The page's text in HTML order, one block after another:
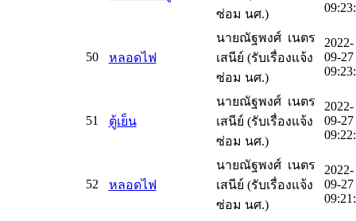
ซ่อม นศ.)
50 หลอดไฟ
นายณัฐพงศ์ เนตร
เสนีย์ (รับเรื่องแจ้ง
ซ่อม นศ.)
2022-
09-27
51 ตู้เย็น
นายณัฐพงศ์ เนตร
เสนีย์ (รับเรื่องแจ้ง
ซ่อม นศ.)
2022-
09-27
52 หลอดไฟ
นายณัฐพงศ์ เนตร
เสนีย์ (รับเรื่องแจ้ง
ซ่อม นศ.)
2022-
09-27